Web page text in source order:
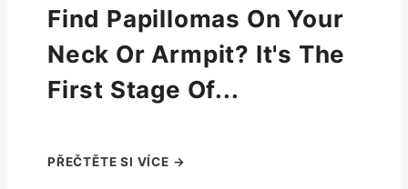
Find Papillomas On Your
Neck Or Armpit? It's The
First Stage Of...